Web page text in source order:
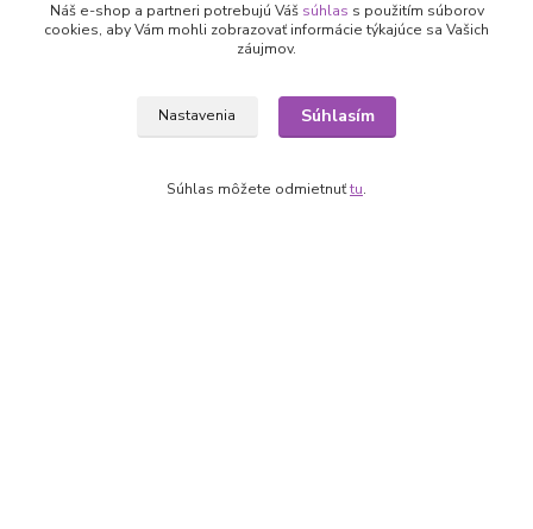
Obchodné podmienky
Náš e-shop a partneri potrebujú Váš súhlas s použitím súborov
cookies, aby Vám mohli zobrazovať informácie týkajúce sa Vašich
záujmov.
Nastavenia Súhlasím
Súhlas môžete odmietnuťtu.